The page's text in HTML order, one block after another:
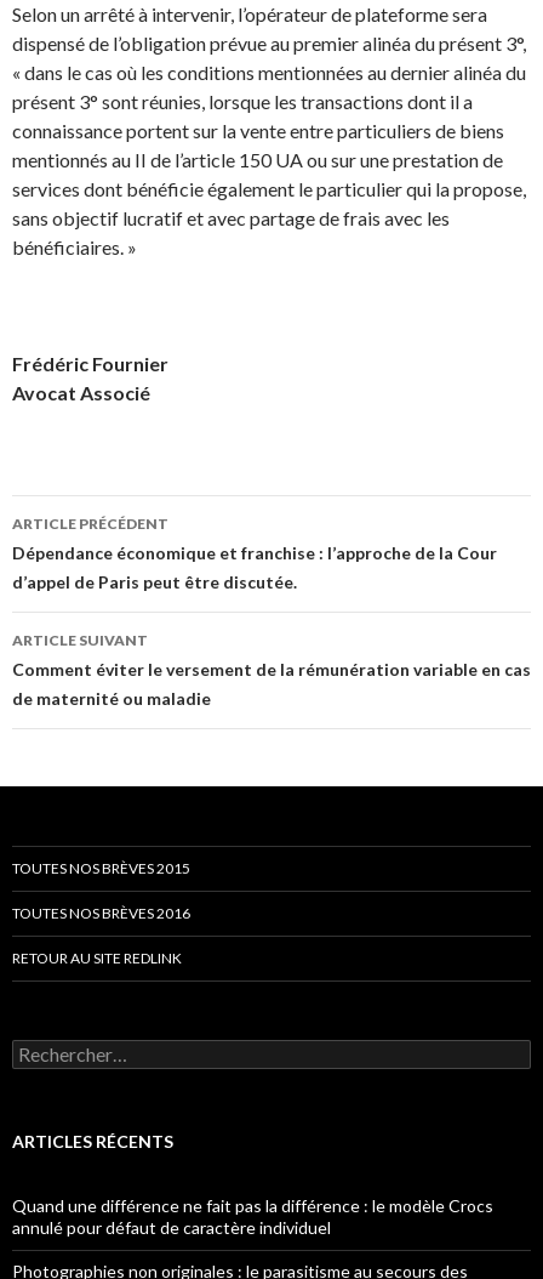
Selon un arrêté à intervenir, l’opérateur de plateforme sera
dispensé de l’obligation prévue au premier alinéa du présent 3°,
« dans le cas où les conditions mentionnées au dernier alinéa du
présent 3° sont réunies, lorsque les transactions dont il a
connaissance portent sur la vente entre particuliers de biens
mentionnés au II de l’article 150 UA ou sur une prestation de
services dont bénéficie également le particulier qui la propose,
sans objectif lucratif et avec partage de frais avec les
bénéficiaires. »
Frédéric Fournier
Avocat Associé
Navigation
des
articles
ARTICLE PRÉCÉDENT
Dépendance économique et franchise : l’approche de la Cour
d’appel de Paris peut être discutée.
ARTICLE SUIVANT
Comment éviter le versement de la rémunération variable en cas
de maternité ou maladie
TOUTES NOS BRÈVES 2015
TOUTES NOS BRÈVES 2016
RETOUR AU SITE REDLINK
Rechercher :
ARTICLES RÉCENTS
Quand une différence ne fait pas la différence : le modèle Crocs
annulé pour défaut de caractère individuel
Photographies non originales : le parasitisme au secours des